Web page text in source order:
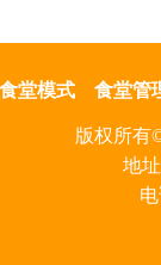
食堂模式 食堂管
版权所有
地